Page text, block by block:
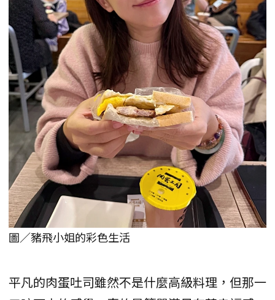
圖／豬飛小姐的彩色生活
平凡的肉蛋吐司雖然不是什麼高級料理，但那一